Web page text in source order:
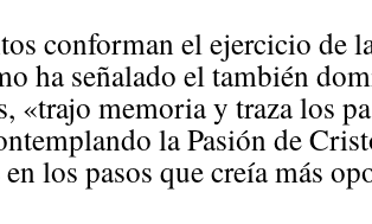
conforman el ejercicio de
ha señalado el también
«trajo memoria y traza los
la Pasión de
los pasos que creía más